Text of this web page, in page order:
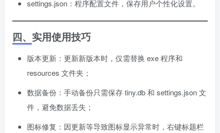
settings.json：程序配置文件，保存用户个性化设置。
四、实用使用技巧
版本更新：更新新版本时，仅需替换 exe 程序和
resources 文件夹；
数据备份：手动备份只需保存 tiny.db 和 settings.json 文
件，避免数据丢失；
图标修复：因更新等导致图标显示异常时，右键标题栏